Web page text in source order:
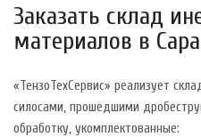
Заказать склад
материалов в
«ТензоТехСервис» реализует
силосами, прошедшими
обработку, укомплектованные: